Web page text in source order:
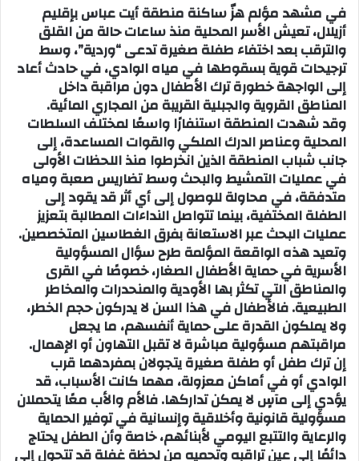
في مشهد مؤلم هزّ ساكنة منطقة أيت عباس بإقليم
أزيلال، تعيش الأسر المحلية منذ ساعات حالة من القلق
والترقب بعد اختفاء طفلة صغيرة تدعى “وردية”، وسط
ترجيحات قوية بسقوطها في مياه الوادي، في حادث أعاد
إلى الواجهة خطورة ترك الأطفال دون مراقبة داخل
المناطق القروية والجبلية القريبة من المجاري المائية.
وقد شهدت المنطقة استنفارًا واسعًا لمختلف السلطات
المحلية وعناصر الدرك الملكي والقوات المساعدة، إلى
جانب شباب المنطقة الذين انخرطوا منذ اللحظات الأولى
في عمليات التمشيط والبحث وسط تضاريس صعبة ومياه
متدفقة، في محاولة للوصول إلى أي أثر قد يقود إلى
الطفلة المختفية، بينما تتواصل النداءات المطالبة بتعزيز
عمليات البحث عبر الاستعانة بفرق الغطاسين المتخصصين.
وتعيد هذه الواقعة المؤلمة طرح سؤال المسؤولية
الأسرية في حماية الأطفال الصغار، خصوصًا في القرى
والمناطق التي تكثر بها الأودية والمنحدرات والمخاطر
الطبيعية. فالأطفال في هذا السن لا يدركون حجم الخطر،
ولا يملكون القدرة على حماية أنفسهم، ما يجعل
مراقبتهم مسؤولية مباشرة لا تقبل التهاون أو الإهمال.
إن ترك طفل أو طفلة صغيرة يتجولان بمفردهما قرب
الوادي أو في أماكن معزولة، مهما كانت الأسباب، قد
يؤدي إلى مآسٍ لا يمكن تداركها. فالأم والأب معًا يتحملان
مسؤولية قانونية وأخلاقية وإنسانية في توفير الحماية
والرعاية والتتبع اليومي لأبنائهم، خاصة وأن الطفل يحتاج
دائمًا إلى عين تراقبه وتحميه من لحظة غفلة قد تتحول إلى